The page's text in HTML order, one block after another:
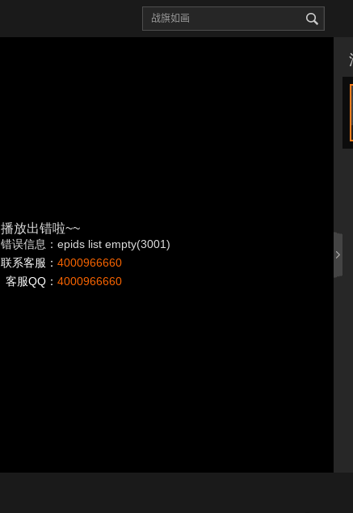
播放出错啦~~
错误信息：epids list empty(3001)
联系客服： 4000966660
客服QQ： 4000966660